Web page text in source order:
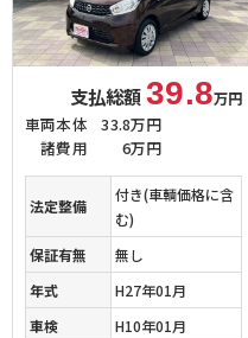
支払総額39.8万円
車両本体
33.8万円
諸費用
6万円
法定整備
付き(車輌価格に含
む)
保証有無
無し
年式
H27年01月
車検
H10年01月